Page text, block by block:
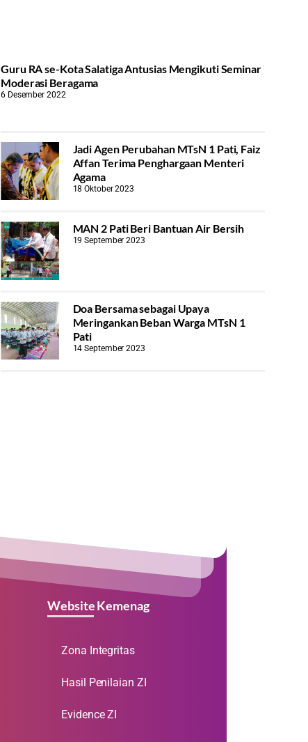
Guru RA se-Kota Salatiga Antusias Mengikuti Seminar
Moderasi Beragama
6 Desember 2022
Jadi Agen Perubahan MTsN 1 Pati, Faiz
Affan Terima Penghargaan Menteri
Agama
18 Oktober 2023
MAN 2 Pati Beri Bantuan Air Bersih
19 September 2023
Doa Bersama sebagai Upaya
Meringankan Beban Warga MTsN 1
Pati
14 September 2023
Website Kemenag
Zona Integritas
Hasil Penilaian ZI
Evidence ZI